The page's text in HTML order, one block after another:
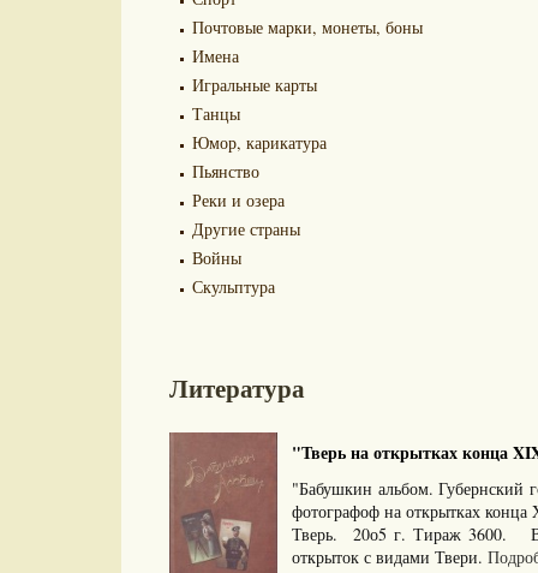
Почтовые марки, монеты, боны
Имена
Игральные карты
Танцы
Юмор, карикатура
Пьянство
Реки и озера
Другие страны
Войны
Скульптура
Литература
"Тверь на открытках конца
"Бабушкин альбом. Губернский
фотографоф на открытках
Тверь. 20о5 г. Тираж 3600. В
открыток с видами Твери.